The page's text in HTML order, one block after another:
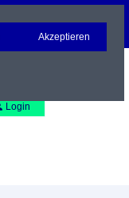
Login
Akzeptieren